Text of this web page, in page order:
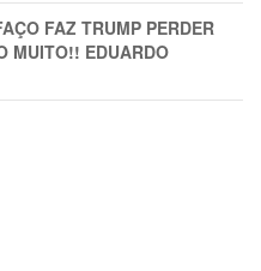
FAZ TRUMP PERDER
MUITO!! EDUARDO